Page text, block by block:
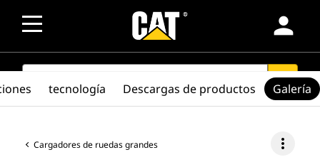
person
SEARCH search
Cargadores de ruedas grandes more_vert
tecnología Descargas de productos Galería